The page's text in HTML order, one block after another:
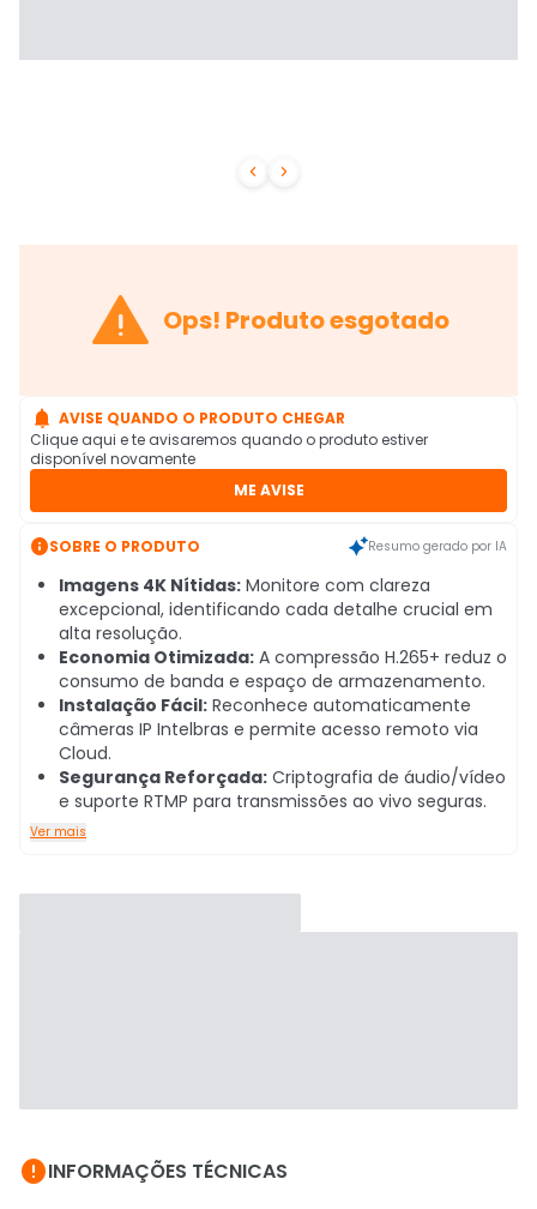
 
 Ops! Produto esgotado
 AVISE QUANDO O PRODUTO CHEGAR
Clique aqui e te avisaremos quando o produto estiver
disponível novamente
ME AVISE
SOBRE O PRODUTO Resumo gerado por IA
Imagens 4K Nítidas: Monitore com clareza
excepcional, identificando cada detalhe crucial em
alta resolução.
Economia Otimizada: A compressão H.265+ reduz o
consumo de banda e espaço de armazenamento.
Instalação Fácil: Reconhece automaticamente
câmeras IP Intelbras e permite acesso remoto via
Cloud.
Segurança Reforçada: Criptografia de áudio/vídeo
e suporte RTMP para transmissões ao vivo seguras.
Ver mais
INFORMAÇÕES TÉCNICAS